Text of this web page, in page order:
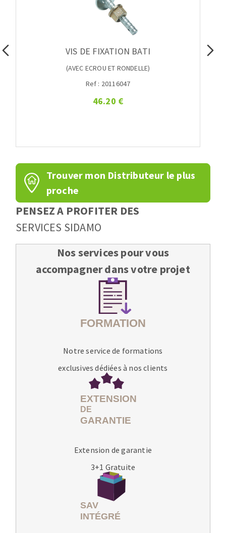
VIS DE FIXATION BATI
(AVEC ECROU ET RONDELLE)
Ref : 20116047
46.20 €
Trouver mon Distributeur le plus
proche
PENSEZ A PROFITER DES
SERVICES SIDAMO
Nos services pour vous
accompagner dans votre projet
Notre service de formations
exclusives dédiées à nos clients
Extension de garantie
3+1 Gratuite